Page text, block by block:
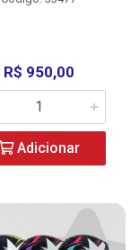
R$ 950,00
Adicionar